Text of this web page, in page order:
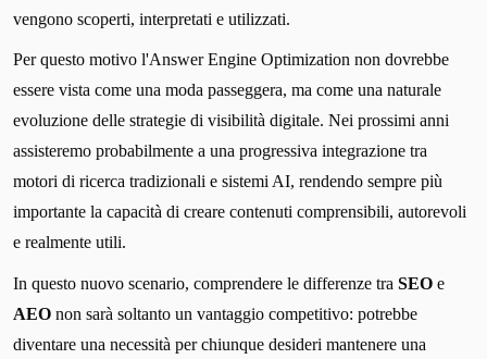
vengono scoperti, interpretati e utilizzati.
Per questo motivo l'Answer Engine Optimization non dovrebbe
essere vista come una moda passeggera, ma come una naturale
evoluzione delle strategie di visibilità digitale. Nei prossimi anni
assisteremo probabilmente a una progressiva integrazione tra
motori di ricerca tradizionali e sistemi AI, rendendo sempre più
importante la capacità di creare contenuti comprensibili, autorevoli
e realmente utili.
In questo nuovo scenario, comprendere le differenze tra SEO e
AEO non sarà soltanto un vantaggio competitivo: potrebbe
diventare una necessità per chiunque desideri mantenere una